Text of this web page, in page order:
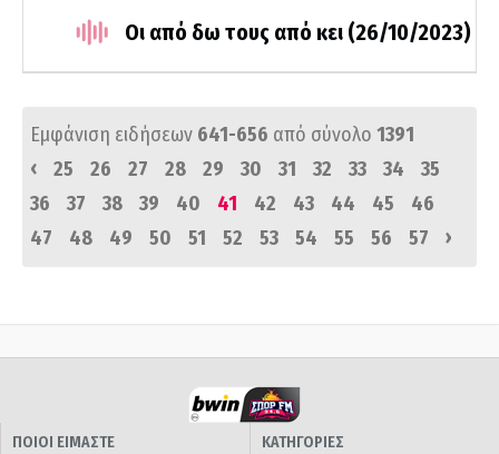
Οι από δω τους από κει (26/10/2023)
Εμφάνιση ειδήσεων 641-656 από σύνολο 1391
‹
25 26 27 28 29 30 31 32 33 34
35
36
37 38 39 40 41 42 43 44 45
46
47
48 49 50 51 52 53 54 55 56 57 ›
ΠΟΙΟΙ ΕΙΜΑΣΤΕ
ΚΑΤΗΓΟΡΙΕΣ